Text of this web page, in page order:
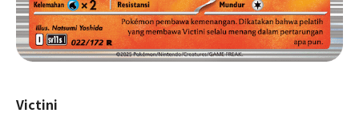
Victini